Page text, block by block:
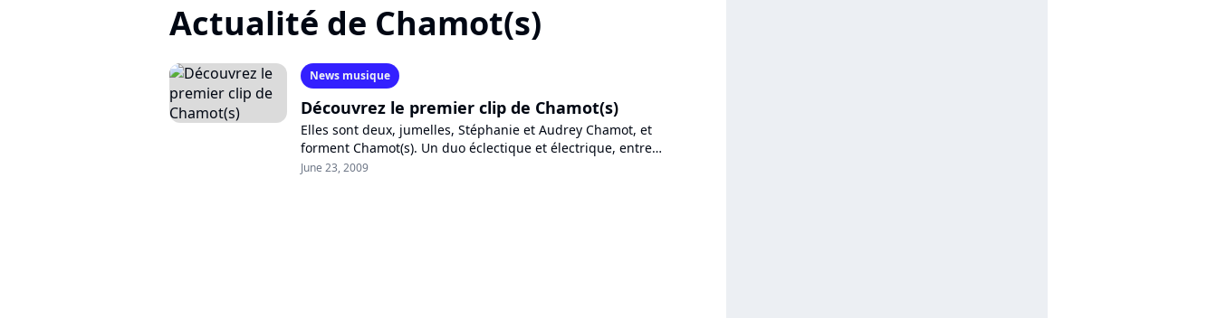
Actualité de Chamot(s)
News musique
Découvrez le premier clip de Chamot(s)
Elles sont deux, jumelles, Stéphanie et Audrey Chamot, et
forment Chamot(s). Un duo éclectique et électrique, entre
chanson et rock-électro, sévissant...
June 23, 2009